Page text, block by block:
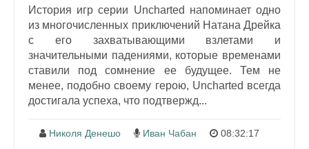
История игр серии Uncharted напоминает одно
из многочисленных приключений Натана Дрейка
с его захватывающими взлетами и
значительными падениями, которые временами
ставили под сомнение ее будущее. Тем не
менее, подобно своему герою, Uncharted всегда
достигала успеха, что подтвержд...
Николя Денешо Иван Чабан 08:32:17